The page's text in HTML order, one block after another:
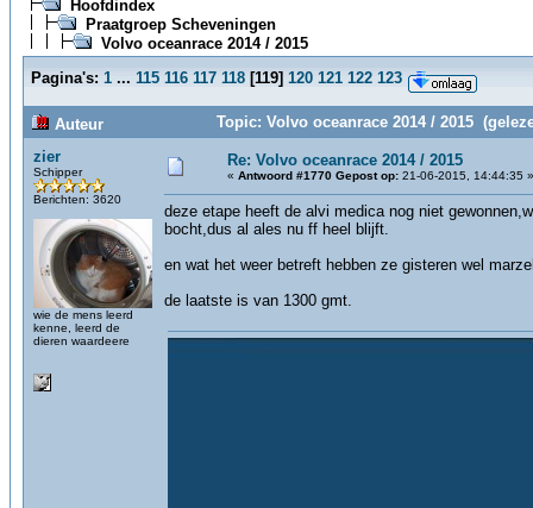
Hoofdindex
Praatgroep Scheveningen
Volvo oceanrace 2014 / 2015
Pagina's: 1 ... 115 116 117 118 [119] 120 121 122 123
Auteur
Topic: Volvo oceanrace 2014 / 2015
zier
Schipper
Berichten: 3620
wie de mens leerd
kenne, leerd de
dieren waardeere
Re: Volvo oceanrace 2014 / 2015
« Antwoord #1770 Gepost op: 21-06-2015, 14:44:35 »
deze etape heeft de alvi medica nog niet
bocht,dus al ales nu ff heel blijft.
en wat het weer betreft hebben ze gisteren wel
de laatste is van 1300 gmt.